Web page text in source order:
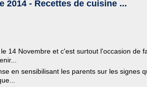
2014 - Recettes de cuisine ...
14 Novembre et c'est surtout l'occasion de
en sensibilisant les parents sur les signes